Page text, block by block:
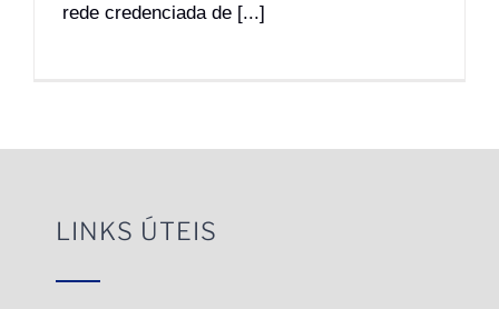
rede credenciada de [...]
LINKS ÚTEIS